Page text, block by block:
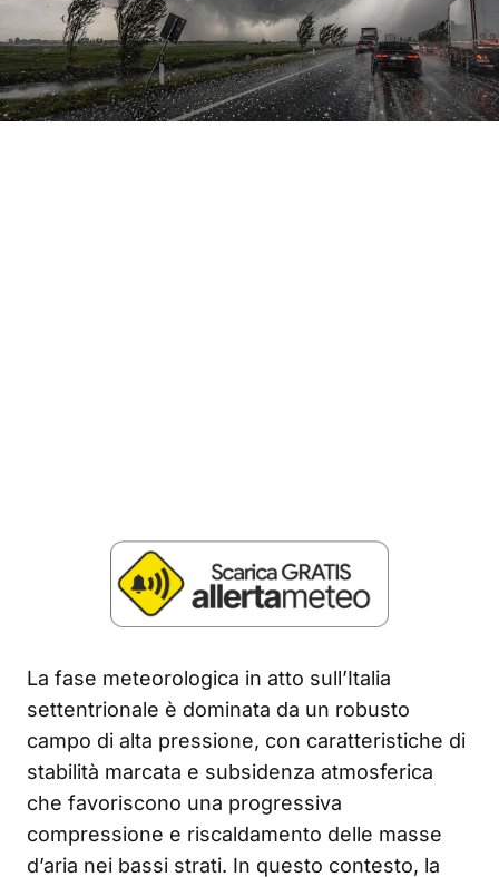
La fase meteorologica in atto sull’Italia
settentrionale è dominata da un robusto
campo di alta pressione, con caratteristiche di
stabilità marcata e subsidenza atmosferica
che favoriscono una progressiva
compressione e riscaldamento delle masse
d’aria nei bassi strati. In questo contesto, la